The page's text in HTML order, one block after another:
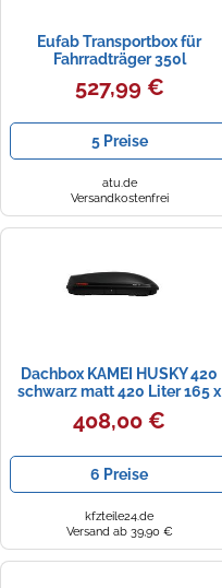
Eufab Transportbox für
Fahrradträger 350l
527,99 €
5 Preise
atu.de
Versandkostenfrei
Dachbox KAMEI HUSKY 420
schwarz matt 420 Liter 165 x
88 x 44 cm
408,00 €
6 Preise
kfzteile24.de
Versand ab 39,90 €